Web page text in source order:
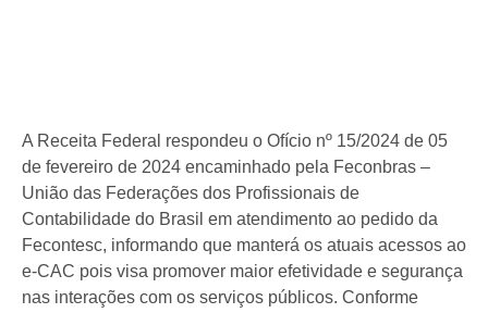
A Receita Federal respondeu o Ofício nº 15/2024 de 05
de fevereiro de 2024 encaminhado pela Feconbras –
União das Federações dos Profissionais de
Contabilidade do Brasil em atendimento ao pedido da
Fecontesc, informando que manterá os atuais acessos ao
e-CAC pois visa promover maior efetividade e segurança
nas interações com os serviços públicos. Conforme